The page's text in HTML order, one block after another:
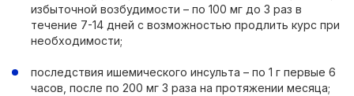
избыточной возбудимости – по 100 мг до 3 раз в
течение 7-14 дней с возможностью продлить курс при
необходимости;
последствия ишемического инсульта – по 1 г первые 6
часов, после по 200 мг 3 раза на протяжении месяца;